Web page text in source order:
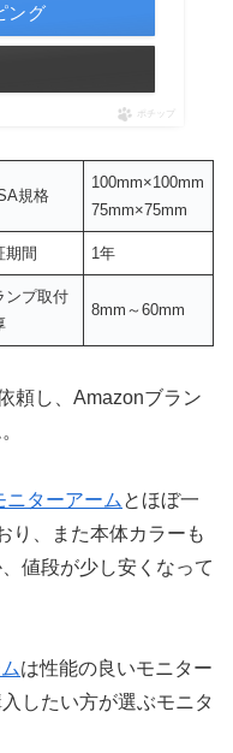
ング
ポチップ
規格
100mm×100mm
75mm×75mm
期間 1年
ンプ取付
8mm～60mm
頼し、Amazonブラン
ニターアーム とほぼ一
り、また本体カラーも
値段が少し安くなって
は性能の良いモニター
したい方が選ぶモニタ